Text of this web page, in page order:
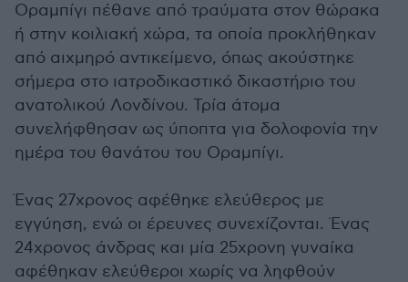
Οραμπίγι πέθανε από τραύματα στον θώρακα
ή στην κοιλιακή χώρα, τα οποία προκλήθηκαν
από αιχμηρό αντικείμενο, όπως ακούστηκε
σήμερα στο ιατροδικαστικό δικαστήριο του
ανατολικού Λονδίνου. Τρία άτομα
συνελήφθησαν ως ύποπτα για δολοφονία την
ημέρα του θανάτου του Οραμπίγι.
Ένας 27χρονος αφέθηκε ελεύθερος με
εγγύηση, ενώ οι έρευνες συνεχίζονται. Ένας
24χρονος άνδρας και μία 25χρονη γυναίκα
αφέθηκαν ελεύθεροι χωρίς να ληφθούν